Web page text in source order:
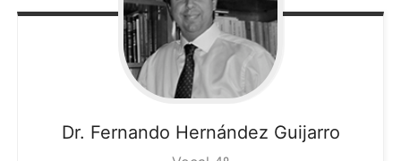
Dr. Fernando Hernández Guijarro